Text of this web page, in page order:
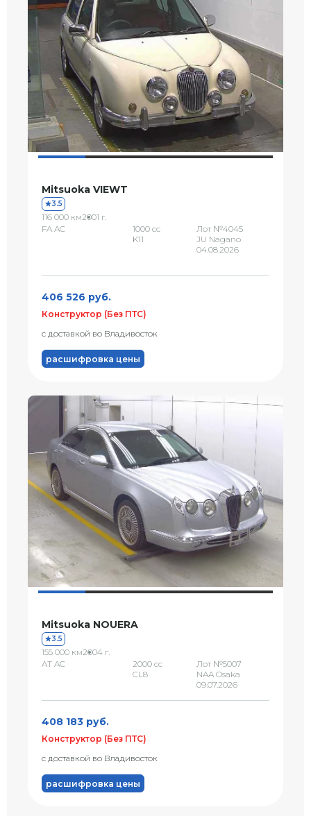
Mitsuoka VIEWT
3.5
116 000 км2001 г.
FA AC
1000 сс
K11
Лот №4045
JU Nagano
04.08.2026
406 526 руб.
Конструктор (Без ПТС)
с доставкой во Владивосток
расшифровка цены
Mitsuoka NOUERA
3.5
155 000 км2004 г.
AT AC
2000 сс
CL8
Лот №5007
NAA Osaka
09.07.2026
408 183 руб.
Конструктор (Без ПТС)
с доставкой во Владивосток
расшифровка цены